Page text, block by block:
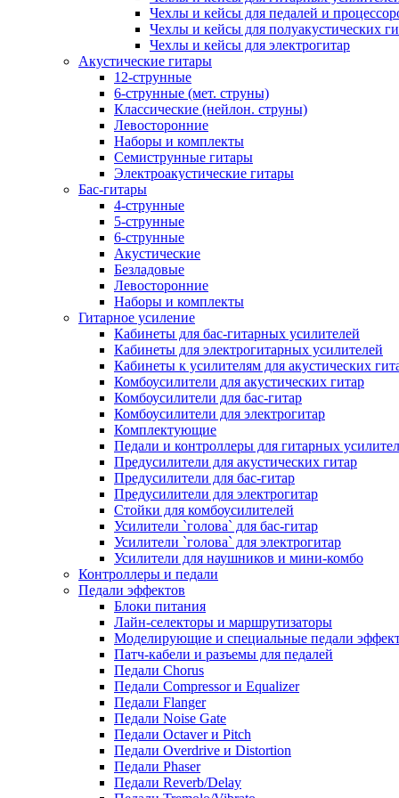
Чехлы и кейсы для педалей и
Чехлы и кейсы для полуакустических
Чехлы и кейсы для электрогитар
Акустические гитары
12-струнные
6-струнные (мет. струны)
Классические (нейлон. струны)
Левосторонние
Наборы и комплекты
Семиструнные гитары
Электроакустические гитары
Бас-гитары
4-струнные
5-струнные
6-струнные
Акустические
Безладовые
Левосторонние
Наборы и комплекты
Гитарное усиление
Кабинеты для бас-гитарных усилителей
Кабинеты для электрогитарных усилителей
Кабинеты к усилителям для акустических
Комбоусилители для акустических гитар
Комбоусилители для бас-гитар
Комбоусилители для электрогитар
Комплектующие
Педали и контроллеры для гитарных
Предусилители для акустических гитар
Предусилители для бас-гитар
Предусилители для электрогитар
Стойки для комбоусилителей
Усилители `голова` для бас-гитар
Усилители `голова` для электрогитар
Усилители для наушников и мини-комбо
Контроллеры и педали
Педали эффектов
Блоки питания
Лайн-селекторы и маршрутизаторы
Моделирующие и специальные педали
Патч-кабели и разъемы для педалей
Педали Chorus
Педали Compressor и Equalizer
Педали Flanger
Педали Noise Gate
Педали Octaver и Pitch
Педали Overdrive и Distortion
Педали Phaser
Педали Reverb/Delay